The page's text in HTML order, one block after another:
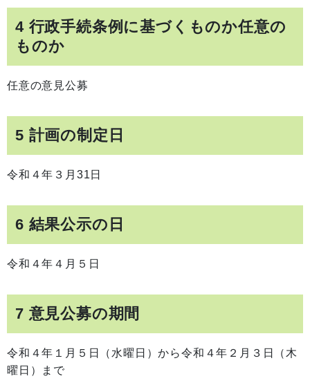
4 行政手続条例に基づくものか任意の
ものか
任意の意見公募
5 計画の制定日
令和４年３月31日
6 結果公示の日
令和４年４月５日
7 意見公募の期間
令和４年１月５日（水曜日）から令和４年２月３日（木
曜日）まで